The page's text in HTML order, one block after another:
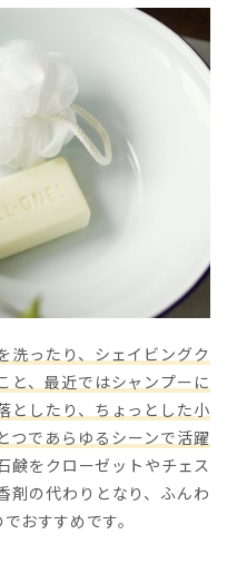
洗ったり、シェイビングク
と、最近ではシャンプーに
としたり、ちょっとした小
つであらゆるシーンで活躍
鹸をクローゼットやチェス
剤の代わりとなり、ふんわ
おすすめです。